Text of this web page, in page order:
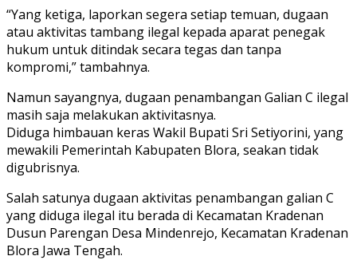
“Yang ketiga, laporkan segera setiap temuan, dugaan
atau aktivitas tambang ilegal kepada aparat penegak
hukum untuk ditindak secara tegas dan tanpa
kompromi,” tambahnya.
Namun sayangnya, dugaan penambangan Galian C ilegal
masih saja melakukan aktivitasnya.
Diduga himbauan keras Wakil Bupati Sri Setiyorini, yang
mewakili Pemerintah Kabupaten Blora, seakan tidak
digubrisnya.
Salah satunya dugaan aktivitas penambangan galian C
yang diduga ilegal itu berada di Kecamatan Kradenan
Dusun Parengan Desa Mindenrejo, Kecamatan Kradenan
Blora Jawa Tengah.